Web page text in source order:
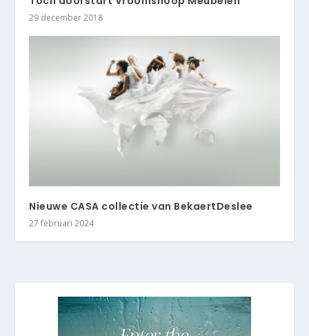
29 december 2018
Nieuwe CASA collectie van BekaertDeslee
27 februari 2024